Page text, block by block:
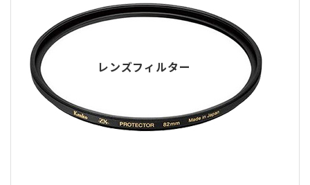
レンズフィルター